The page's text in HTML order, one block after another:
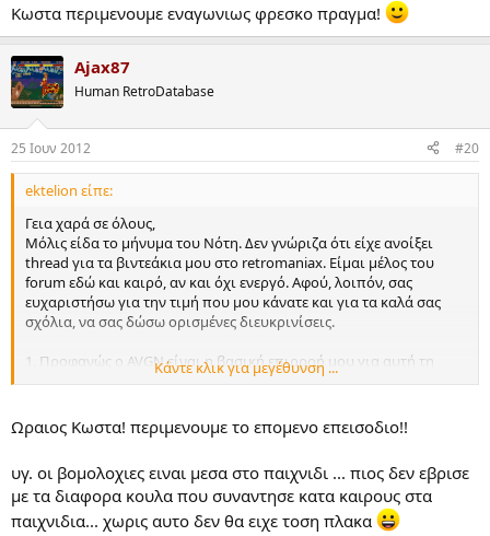
Κωστα περιμενουμε εναγωνιως φρεσκο πραγμα!
Ajax87
Human RetroDatabase
25 Ιουν 2012 #20
ektelion είπε:
Γεια χαρά σε όλους,
Μόλις είδα το μήνυμα του Νότη. Δεν γνώριζα ότι είχε ανοίξει
thread για τα βιντεάκια μου στο retromaniax. Είμαι μέλος του
forum εδώ και καιρό, αν και όχι ενεργό. Αφού, λοιπόν, σας
ευχαριστήσω για την τιμή που μου κάνατε και για τα καλά σας
σχόλια, να σας δώσω ορισμένες διευκρινίσεις.
1. Προφανώς ο AVGN είναι η βασική επιρροή μου για αυτή τη
σειρά (πέρα από την αγάπη μου για την Amiga), αλλά δεν έχω τον
mikeius - κυρίως όσον αφορά στο ύφος του μοντάζ - ήταν ο
καταλύτης που με ώθησε να επιχειρήσω κάτι αντίστοιχο με τον
Celebrity που έχει υπάρξει, χωρίς καμία υπερβολή). That said,
τονίζω ότι παρά τις προφανείς επιρροές μου από την εκπληκτική
δουλειά του mikeius, δεν έχω ξεσηκώσει ενσυνείδητα ολόκληρες
Κάντε κλικ για μεγέθυνση ...
Ωραιος Κωστα! περιμενουμε το επομενο επεισοδιο!!
υγ. οι βομολοχιες ειναι μεσα στο παιχνιδι ... πιος δεν εβρισε
με τα διαφορα κουλα που συναντησε κατα καιρους στα
παιχνιδια... χωρις αυτο δεν θα ειχε τοση πλακα